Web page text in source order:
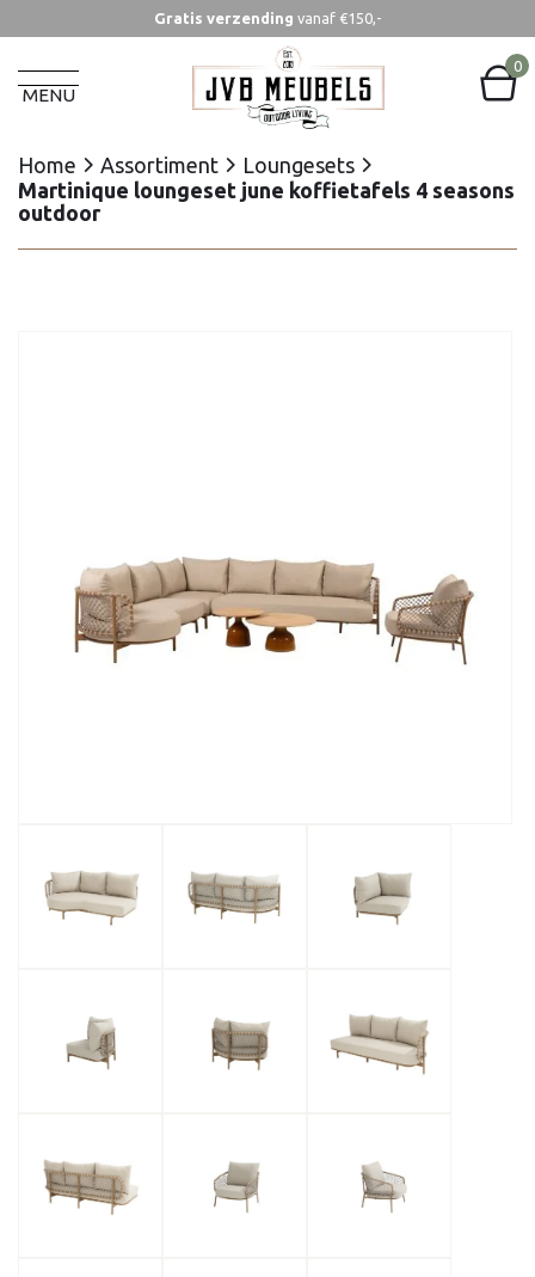
Gratis verzending vanaf €150,-
MENU
0
Home Assortiment
Loungesets
Martinique loungeset june koffietafels 4 seasons
outdoor
Home Assortiment
Loungesets
Martinique loungeset june koffietafels 4 seasons
outdoor